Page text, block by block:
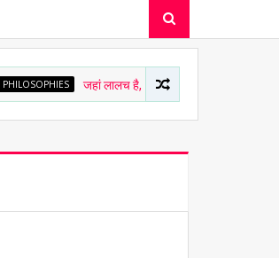
जहां लालच है, वहां चित्त अशांत है - ओशो